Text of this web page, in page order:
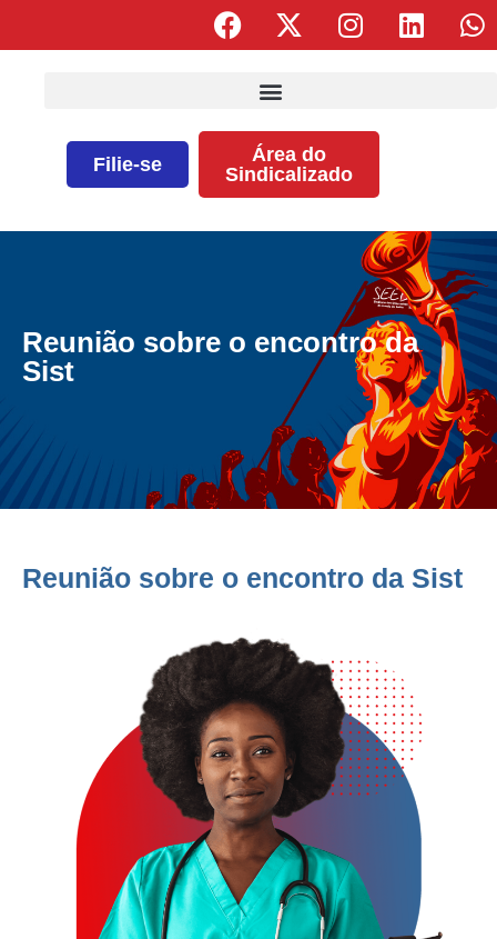
Filie-se
Área do
Sindicalizado
Reunião sobre o encontro da
Sist
Reunião sobre o encontro da Sist